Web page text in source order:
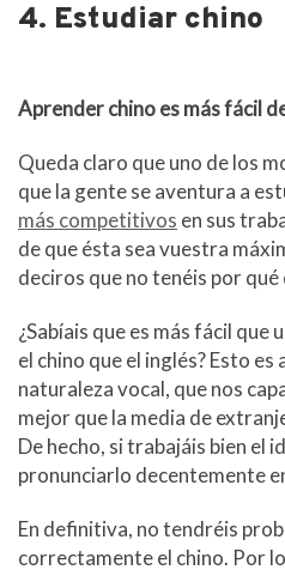
4. Estudiar chino
Aprender chino es más fácil
Queda claro que uno de los
que la gente se aventura a
más competitivos en sus
de que ésta sea vuestra
deciros que no tenéis por qué
¿Sabíais que es más fácil que
el chino que el inglés? Esto
naturaleza vocal, que nos
mejor que la media de
De hecho, si trabajáis bien el
pronunciarlo decentemente
En definitiva, no tendréis
correctamente el chino. Por